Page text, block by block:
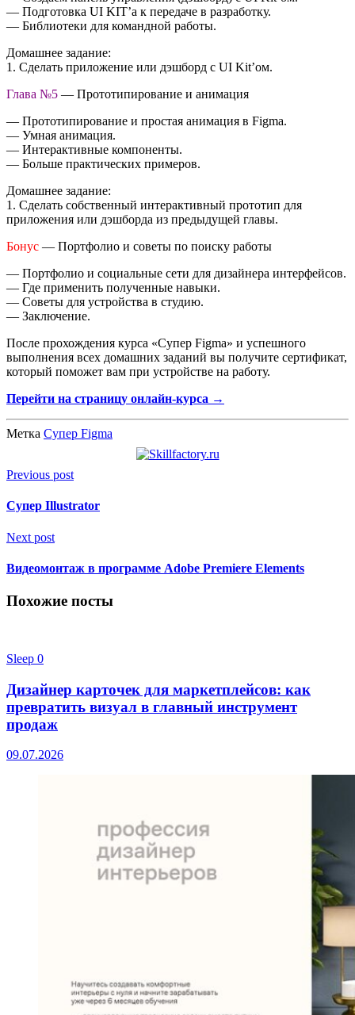
— Подготовка UI KIT’а к передаче в разработку.
— Библиотеки для командной работы.
Домашнее задание:
1. Сделать приложение или дэшборд с UI Kit’ом.
Глава №5 — Прототипирование и анимация
— Прототипирование и простая анимация в Figma.
— Умная анимация.
— Интерактивные компоненты.
— Больше практических примеров.
Домашнее задание:
1. Сделать собственный интерактивный прототип для
приложения или дэшборда из предыдущей главы.
Бонус — Портфолио и советы по поиску работы
— Портфолио и социальные сети для дизайнера интерфейсов.
— Где применить полученные навыки.
— Советы для устройства в студию.
— Заключение.
После прохождения курса «Супер Figma» и успешного
выполнения всех домашних заданий вы получите сертификат,
который поможет вам при устройстве на работу.
Перейти на страницу онлайн-курса →
Метка Супер Figma
Previous post
Супер Illustrator
Next post
Видеомонтаж в программе Adobe Premiere Elements
Похожие посты
Sleep 0
Дизайнер карточек для маркетплейсов: как
превратить визуал в главный инструмент
продаж
09.07.2026